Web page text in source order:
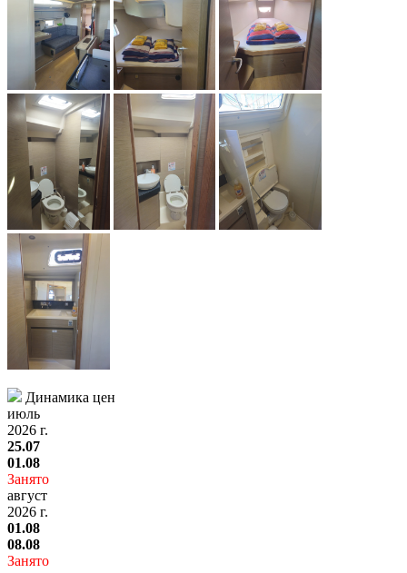
Динамика цен
июль
2026 г.
25.07
01.08
Занято
август
2026 г.
01.08
08.08
Занято